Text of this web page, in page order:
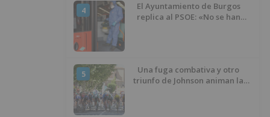
4
El Ayuntamiento de Burgos
replica al PSOE: «No se han
5
Una fuga combativa y otro
triunfo de Johnson animan la